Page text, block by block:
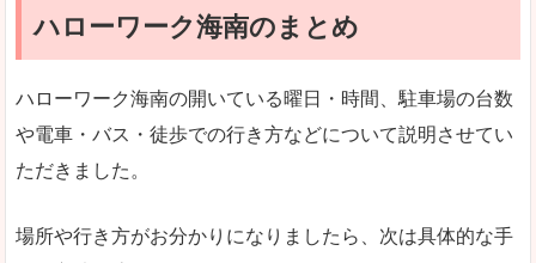
ハローワーク海南のまとめ
ハローワーク海南の開いている曜日・時間、駐車場の台数
や電車・バス・徒歩での行き方などについて説明させてい
ただきました。
場所や行き方がお分かりになりましたら、次は具体的な手